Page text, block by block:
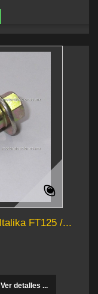
FT125 /...
Ver detalles ...